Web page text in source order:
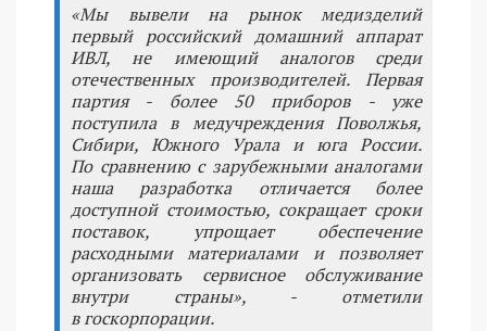
«Мы вывели на рынок медизделий
первый российский домашний аппарат
ИВЛ, не имеющий аналогов среди
отечественных производителей. Первая
партия - более 50 приборов - уже
поступила в медучреждения Поволжья,
Сибири, Южного Урала и юга России.
По сравнению с зарубежными аналогами
наша разработка отличается более
доступной стоимостью, сокращает сроки
поставок, упрощает обеспечение
расходными материалами и позволяет
организовать сервисное обслуживание
внутри страны», - отметили
в госкорпорации.